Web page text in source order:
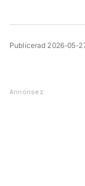
Publicerad 2026-05-
Annonser